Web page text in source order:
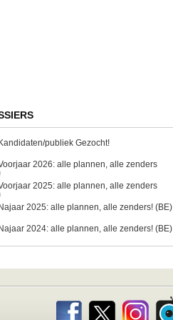
Kandidaten/publiek Gezocht!
2026: alle plannen, alle zenders
2025: alle plannen, alle zenders
Najaar 2025: alle plannen, alle zenders! (BE)
Najaar 2024: alle plannen, alle zenders! (BE)